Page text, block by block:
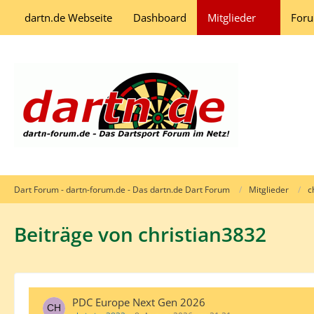
dartn.de Webseite Dashboard Mitglieder
Dart Forum - dartn-forum.de - Das dartn.de Dart Forum Mitglieder
Beiträge von christian3832
PDC Europe Next Gen 2026